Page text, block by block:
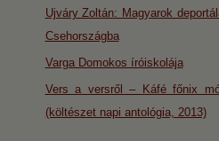
Ujváry Zoltán: Magyarok
Csehországba
Varga Domokos íróiskolája
Vers a versről – Káfé főnix
(költészet napi antológia, 2013)